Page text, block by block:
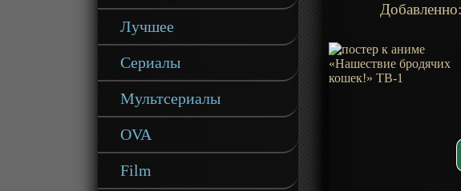
Лучшее
Сериалы
Мультсериалы
OVA
Film
Добавленно: